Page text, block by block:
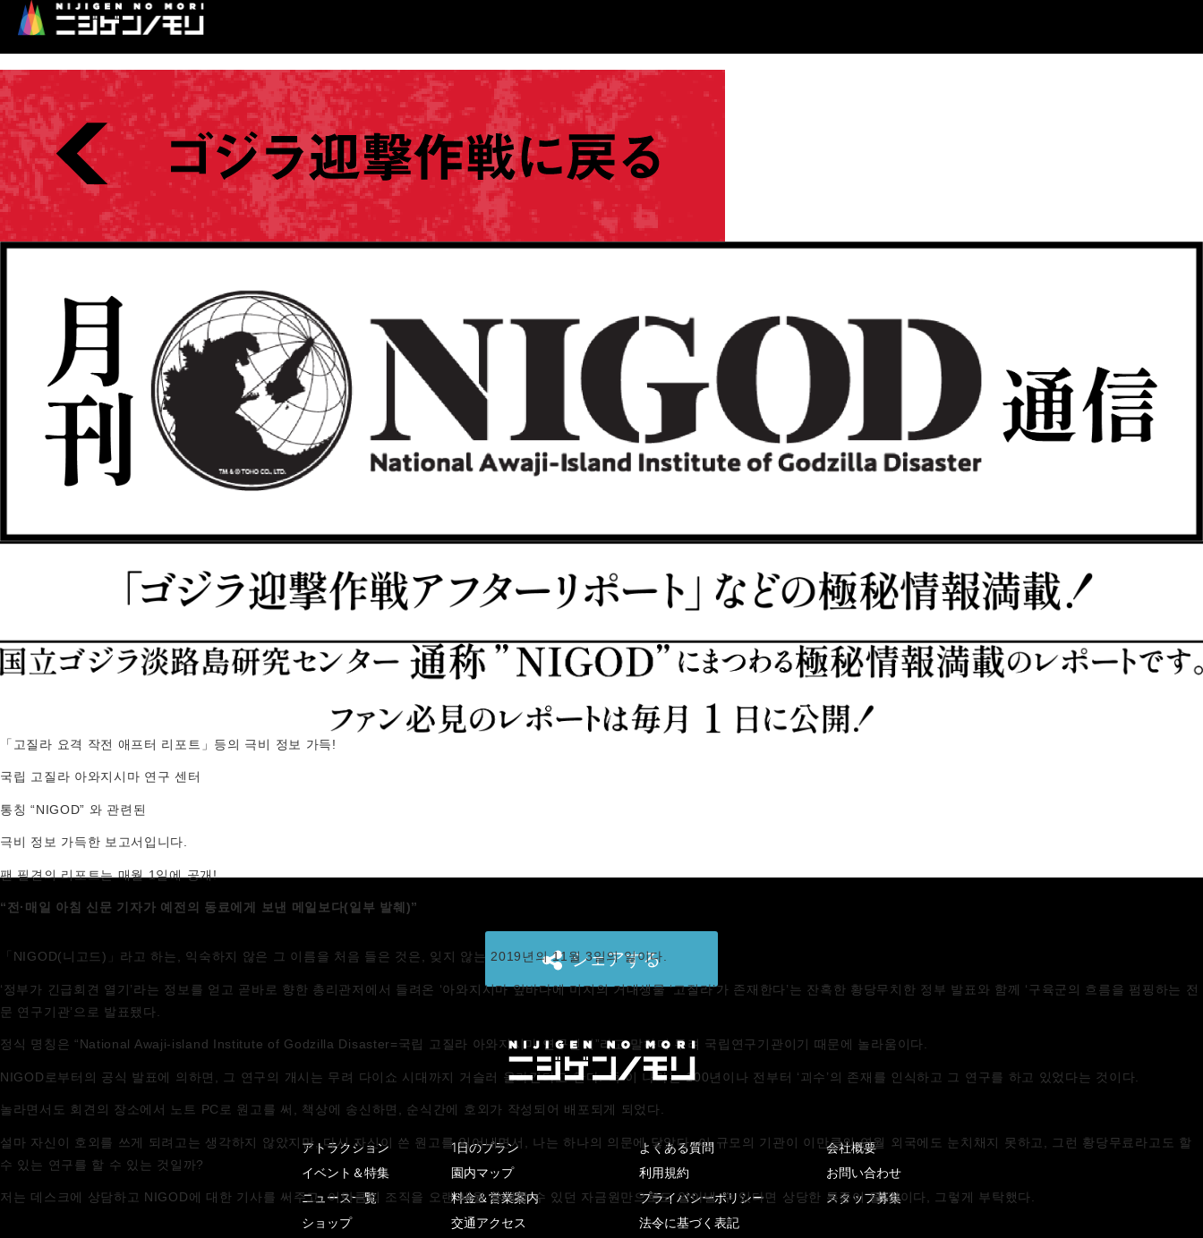
「고질라 요격 작전 애프터 리포트」등의 극비 정보 가득!
국립 고질라 아와지시마 연구 센터
통칭 “NIGOD” 와 관련된
극비 정보 가득한 보고서입니다.
팬 필견의 리포트는 매월 1일에 공개!
“전·매일 아침 신문 기자가 예전의 동료에게 보낸 메일보다(일부 발췌)”
「NIGOD(니고드)」라고 하는, 익숙하지 않은 그 이름을 처음 들은 것은, 잊지 않는 2019년의 11월 3일의 일이다.
‘정부가 긴급회견 열기’라는 정보를 얻고 곧바로 향한 총리관저에서 들려온 ‘아와지시마 앞바다에 미지의 거대생물 ‘고질라’가 존재한다’는 잔혹한 황당무치한 정부 발표와 함께 ‘구육군의 흐름을 펌핑하는 전
문 연구기관’으로 발표됐다.
정식 명칭은 “National Awaji-island Institute of Godzilla Disaster=국립 고질라 아와지시마 연구센터”라고 말하며 무려 국립연구기관이기 때문에 놀라움이다.
NIGOD로부터의 공식 발표에 의하면, 그 연구의 개시는 무려 다이쇼 시대까지 거슬러 올라간다고 한다. 즉 이 나라는 100년이나 전부터 ‘괴수’의 존재를 인식하고 그 연구를 하고 있었다는 것이다.
놀라면서도 회견의 장소에서 노트 PC로 원고를 써, 책상에 송신하면, 순식간에 호외가 작성되어 배포되게 되었다.
설마 자신이 호외를 쓰게 되려고는 생각하지 않았지만, 다시 자신이 쓴 원고를 읽어내면서, 나는 하나의 의문에 닿았다. 이 규모의 기관이 이만큼의 연월 외국에도 눈치채지 못하고, 그런 황당무료라고도 할
수 있는 연구를 할 수 있는 것일까?
저는 데스크에 상담하고 NIGOD에 대한 기사를 써주고, 이만큼의 조직을 오랜 세월 유지할 수 있던 자금원만으로도 알아낼 수 있다면 상당한 특종이 될 것이다, 그렇게 부탁했다.
シェアする
アトラクション
イベント＆特集
ニュース一覧
ショップ
1日のプラン
園内マップ
料金＆営業案内
交通アクセス
よくある質問
利用規約
プライバシーポリシー
法令に基づく表記
会社概要
お問い合わせ
スタッフ募集